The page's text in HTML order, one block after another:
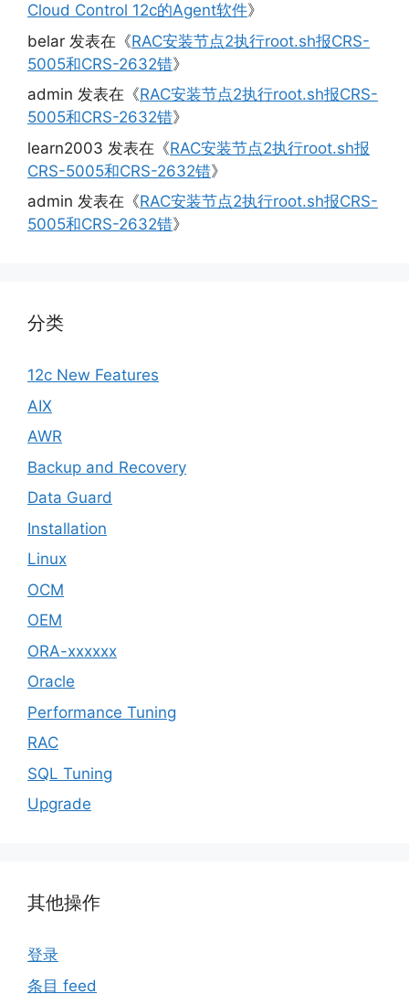
Cloud Control 12c的Agent软件》
belar 发表在《RAC安装节点2执行root.sh报CRS-
5005和CRS-2632错》
admin 发表在《RAC安装节点2执行root.sh报CRS-
5005和CRS-2632错》
learn2003 发表在《RAC安装节点2执行root.sh报
CRS-5005和CRS-2632错》
admin 发表在《RAC安装节点2执行root.sh报CRS-
5005和CRS-2632错》
分类
12c New Features
AIX
AWR
Backup and Recovery
Data Guard
Installation
Linux
OCM
OEM
ORA-xxxxxx
Oracle
Performance Tuning
RAC
SQL Tuning
Upgrade
其他操作
登录
条目 feed